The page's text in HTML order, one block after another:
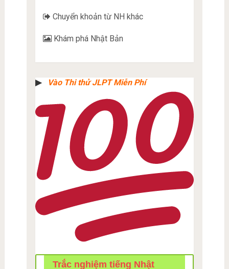
Chuyển khoản từ NH khác
Khám phá Nhật Bản
▶︎ Vào Thi thử JLPT Miễn Phí
Trắc nghiệm tiếng Nhật